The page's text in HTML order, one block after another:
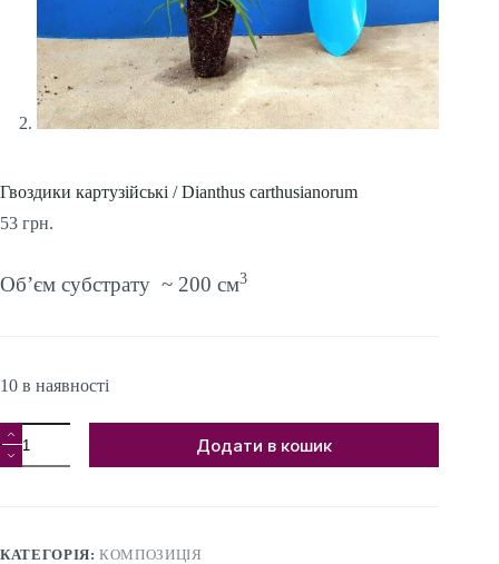
Гвоздики картузійські / Dianthus carthusianorum
53 грн.
Об’єм субстрату ~ 200 см3
10 в наявності
Гвоздики
картузійські
/
carthusianorum
Додати в кошик
КАТЕГОРІЯ:КОМПОЗИЦІЯ